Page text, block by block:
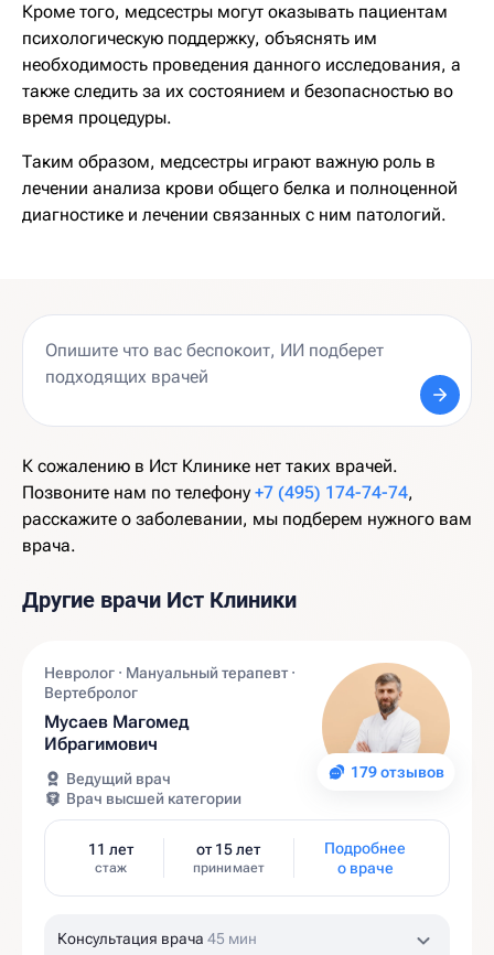
Кроме того, медсестры могут оказывать пациентам
психологическую поддержку, объяснять им
необходимость проведения данного исследования, а
также следить за их состоянием и безопасностью во
время процедуры.
Таким образом, медсестры играют важную роль в
лечении анализа крови общего белка и полноценной
диагностике и лечении связанных с ним патологий.
К сожалению в Ист Клинике нет таких врачей.
Позвоните нам по телефону +7 (495) 174-74-74,
расскажите о заболевании, мы подберем нужного вам
врача.
Другие врачи Ист Клиники
179 отзывов
Невролог · Мануальный терапевт ·
Вертебролог
Мусаев Магомед
Ибрагимович
Ведущий врач
Врач высшей категории
11 лет
стаж
от 15 лет
принимает
Подробнее
о враче
Консультация врача 45 мин